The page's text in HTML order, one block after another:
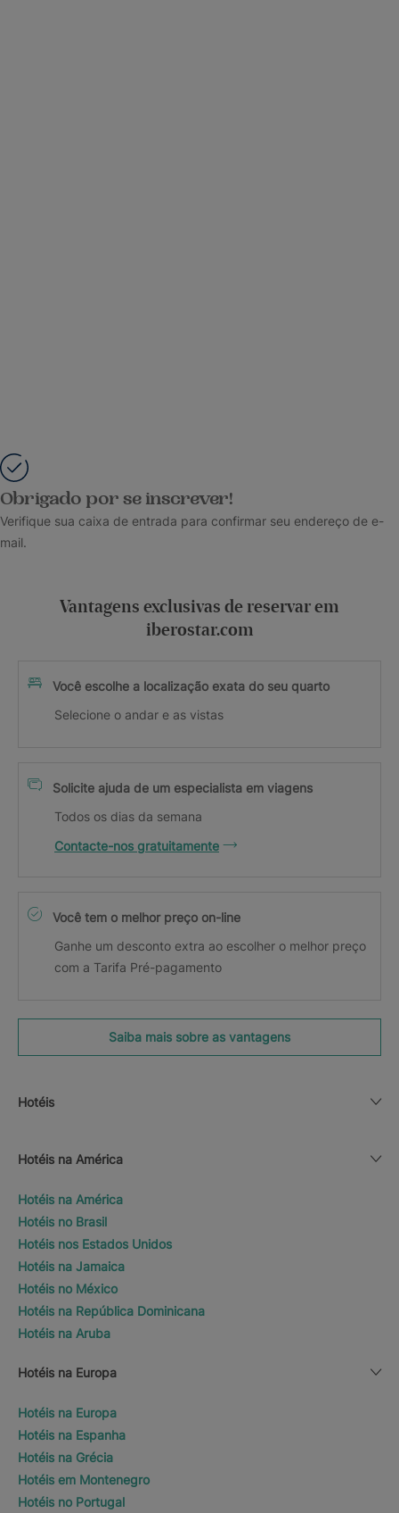
Obrigado por se inscrever!
Verifique sua caixa de entrada para confirmar seu endereço de e-
mail.
Vantagens exclusivas de reservar em
iberostar.com
Você escolhe a localização exata do seu quarto
Selecione o andar e as vistas
Solicite ajuda de um especialista em viagens
Todos os dias da semana
Contacte-nos gratuitamente
Você tem o melhor preço on-line
Ganhe um desconto extra ao escolher o melhor preço
com a Tarifa Pré-pagamento
Saiba mais sobre as vantagens
Hotéis
Hotéis na América
Hotéis na América
Hotéis no Brasil
Hotéis nos Estados Unidos
Hotéis na Jamaica
Hotéis no México
Hotéis na República Dominicana
Hotéis na Aruba
Hotéis na Europa
Hotéis na Europa
Hotéis na Espanha
Hotéis na Grécia
Hotéis em Montenegro
Hotéis no Portugal